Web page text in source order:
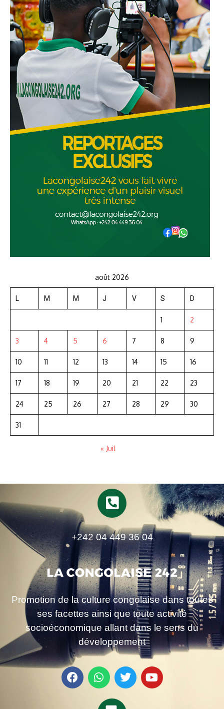
août 2026
L M M J V S D
1 2
3 4 5 6 7 8 9
10 11 12 13 14 15 16
17 18 19 20 21 22 23
24 25 26 27 28 29 30
31
« Juil
+242 04 449 36 04
Promotion de la culture congolaise dans toutes
ses facettes ainsi que toute activité
socioéconomique allant dans le sens du
développement